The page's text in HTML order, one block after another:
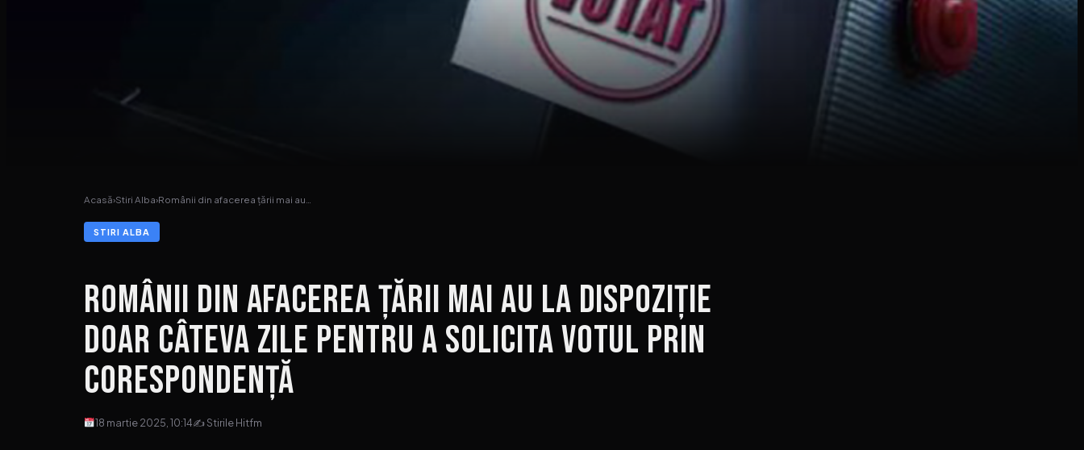
Acasă›Stiri Alba›Românii din afacerea țării mai au…
STIRI ALBA
Românii din afacerea țării mai au la dispoziție
doar câteva zile pentru a solicita votul prin
corespondență
18 martie 2025, 10:14✍ Stirile Hitfm